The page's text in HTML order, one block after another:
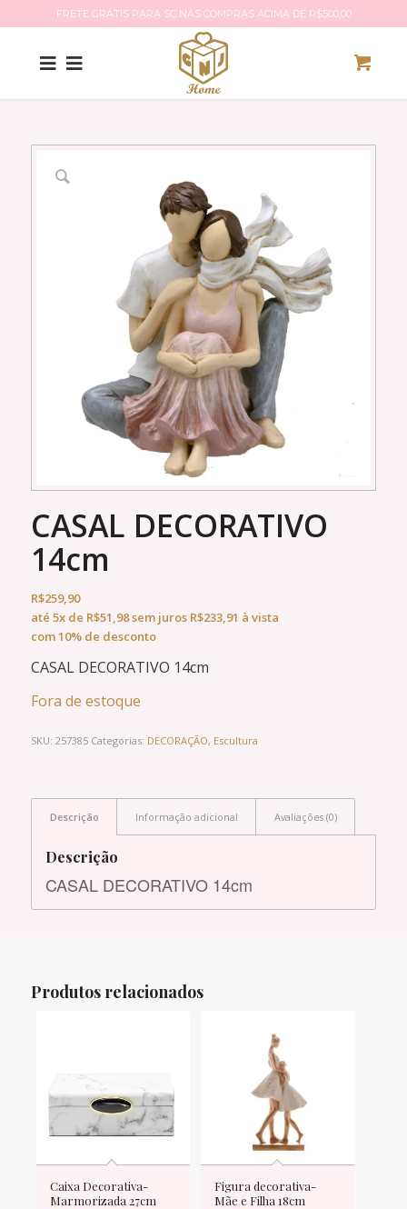
FRETE GRÁTIS PARA SC NAS COMPRAS ACIMA DE R$500,00
CASAL DECORATIVO
14cm
R$259,90
até 5xde R$51,98sem juros R$233,91 à vista
com 10% de desconto
CASAL DECORATIVO 14cm
Fora de estoque
SKU: 257385 Categorias: DECORAÇÃO, Escultura
Descrição Informação adicional Avaliações (0)
Descrição
CASAL DECORATIVO 14cm
Produtos relacionados
Caixa Decorativa-
Marmorizada 27cm
Figura decorativa-
Mãe e Filha 18cm